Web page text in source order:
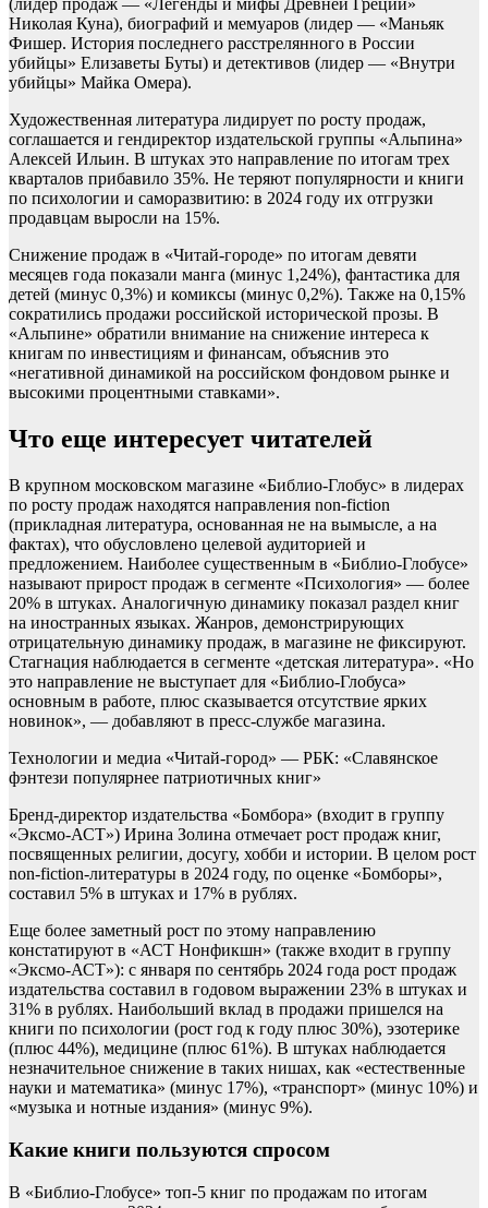
(лидер продаж — «Легенды и мифы Древней Греции»
Николая Куна), биографий и мемуаров (лидер — «Маньяк
Фишер. История последнего расстрелянного в России
убийцы» Елизаветы Буты) и детективов (лидер — «Внутри
убийцы» Майка Омера).
Художественная литература лидирует по росту продаж,
соглашается и гендиректор издательской группы «Альпина»
Алексей Ильин. В штуках это направление по итогам трех
кварталов прибавило 35%. Не теряют популярности и книги
по психологии и саморазвитию: в 2024 году их отгрузки
продавцам выросли на 15%.
Снижение продаж в «Читай-городе» по итогам девяти
месяцев года показали манга (минус 1,24%), фантастика для
детей (минус 0,3%) и комиксы (минус 0,2%). Также на 0,15%
сократились продажи российской исторической прозы. В
«Альпине» обратили внимание на снижение интереса к
книгам по инвестициям и финансам, объяснив это
«негативной динамикой на российском фондовом рынке и
высокими процентными ставками».
Что еще интересует читателей
В крупном московском магазине «Библио-Глобус» в лидерах
по росту продаж находятся направления non-fiction
(прикладная литература, основанная не на вымысле, а на
фактах), что обусловлено целевой аудиторией и
предложением. Наиболее существенным в «Библио-Глобусе»
называют прирост продаж в сегменте «Психология» — более
20% в штуках. Аналогичную динамику показал раздел книг
на иностранных языках. Жанров, демонстрирующих
отрицательную динамику продаж, в магазине не фиксируют.
Стагнация наблюдается в сегменте «детская литература». «Но
это направление не выступает для «Библио-Глобуса»
основным в работе, плюс сказывается отсутствие ярких
новинок», — добавляют в пресс-службе магазина.
Технологии и медиа «Читай-город» — РБК: «Славянское
фэнтези популярнее патриотичных книг»
Бренд-директор издательства «Бомбора» (входит в группу
«Эксмо-АСТ») Ирина Золина отмечает рост продаж книг,
посвященных религии, досугу, хобби и истории. В целом рост
non-fiction-литературы в 2024 году, по оценке «Бомборы»,
составил 5% в штуках и 17% в рублях.
Еще более заметный рост по этому направлению
констатируют в «АСТ Нонфикшн» (также входит в группу
«Эксмо-АСТ»): с января по сентябрь 2024 года рост продаж
издательства составил в годовом выражении 23% в штуках и
31% в рублях. Наибольший вклад в продажи пришелся на
книги по психологии (рост год к году плюс 30%), эзотерике
(плюс 44%), медицине (плюс 61%). В штуках наблюдается
незначительное снижение в таких нишах, как «естественные
науки и математика» (минус 17%), «транспорт» (минус 10%) и
«музыка и нотные издания» (минус 9%).
Какие книги пользуются спросом
В «Библио-Глобусе» топ-5 книг по продажам по итогам